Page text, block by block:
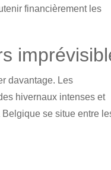
financièrement les
davantage. Les
hivernaux intenses et
se situe entre